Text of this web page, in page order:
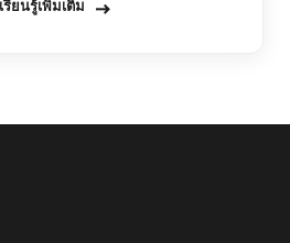
เรียนรู้เพิ่มเติม